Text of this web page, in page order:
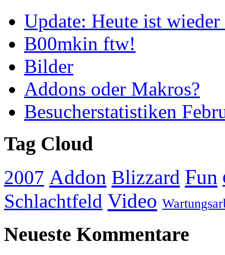
Update: Heute ist
B00mkin ftw!
Bilder
Addons oder Makros?
Besucherstatistiken
Tag Cloud
2007 Addon Blizzard Fun
Schlachtfeld Video
Neueste Kommentare